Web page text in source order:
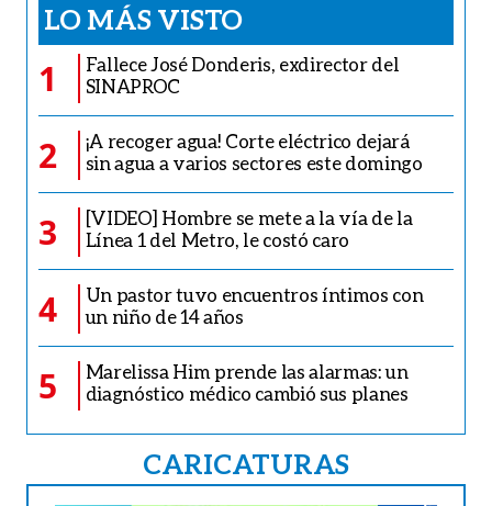
LO MÁS VISTO
1
Fallece José Donderis, exdirector del
SINAPROC
2
¡A recoger agua! Corte eléctrico dejará
sin agua a varios sectores este domingo
3
[VIDEO] Hombre se mete a la vía de la
Línea 1 del Metro, le costó caro
4
Un pastor tuvo encuentros íntimos con
un niño de 14 años
5
Marelissa Him prende las alarmas: un
diagnóstico médico cambió sus planes
CARICATURAS